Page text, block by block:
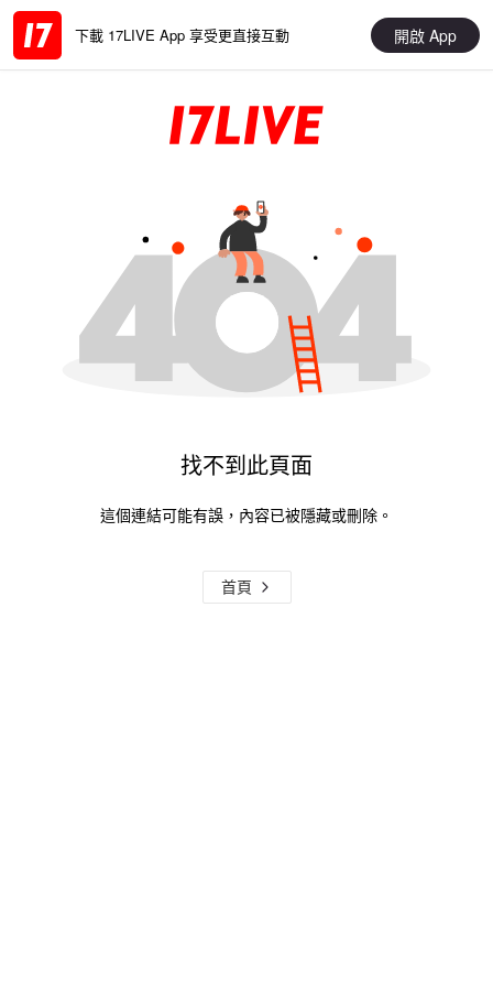
下載 17LIVE App 享受更直接互動 開啟 App
找不到此頁面
這個連結可能有誤，內容已被隱藏或刪除。
首頁